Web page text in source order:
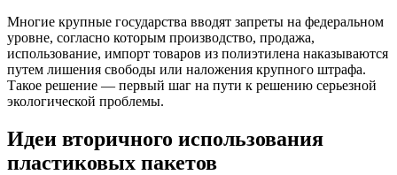
Многие крупные государства вводят запреты на федеральном
уровне, согласно которым производство, продажа,
использование, импорт товаров из полиэтилена наказываются
путем лишения свободы или наложения крупного штрафа.
Такое решение — первый шаг на пути к решению серьезной
экологической проблемы.
Идеи вторичного использования
пластиковых пакетов